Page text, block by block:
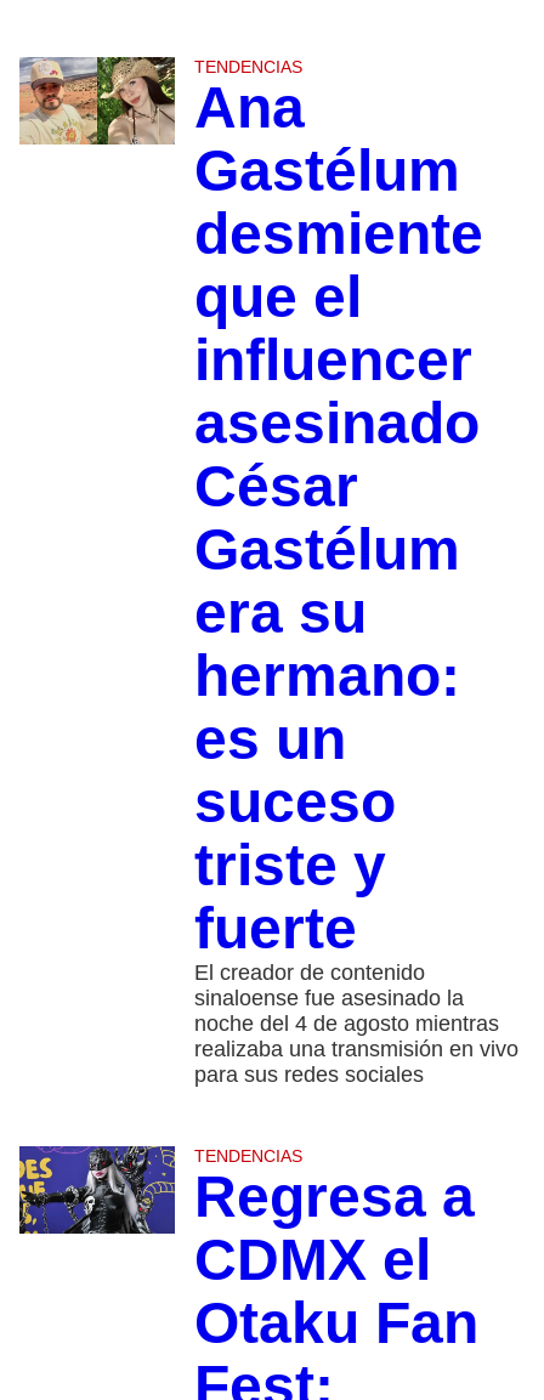
TENDENCIAS
Ana
Gastélum
desmiente
que el
influencer
asesinado
César
Gastélum
era su
hermano:
es un
suceso
triste y
fuerte
El creador de contenido
sinaloense fue asesinado la
noche del 4 de agosto mientras
realizaba una transmisión en vivo
para sus redes sociales
TENDENCIAS
Regresa a
CDMX el
Otaku Fan
Fest: